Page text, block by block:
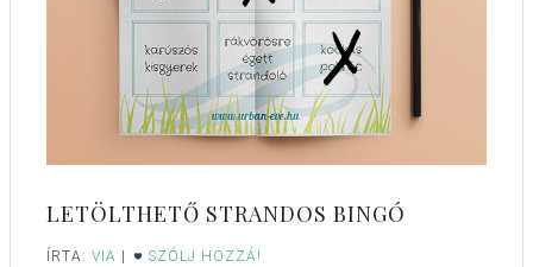
LETÖLTHETŐ STRANDOS BINGÓ
ÍRTA: VIA SZÓLJ HOZZÁ!